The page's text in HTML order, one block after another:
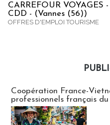
CARREFOUR VOYAGES
CDD - (Vannes (56))
OFFRES D'EMPLOI TOURISME
Coopération France-
professionnels français